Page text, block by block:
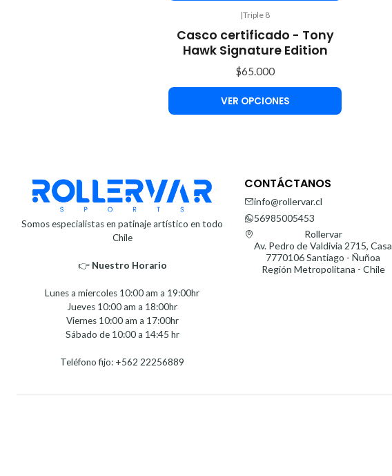
|Triple 8
Casco certificado - Tony
Hawk Signature Edition
$65.000
VER OPCIONES
Somos especialistas en patinaje artístico en todo
Chile
👉 Nuestro Horario⁣⁣
Lunes a miercoles 10:00 am a 19:00hr
Jueves 10:00 am a 18:00hr
Viernes 10:00 am a 17:00hr
Sábado de 10:00 a 14:45 hr
Teléfono fijo: +562 22256889
CONTÁCTANOS
info@rollervar.cl
56985005453
Rollervar
Av. Pedro de Valdivia 2715, Casa
7770106 Santiago - Ñuñoa
Región Metropolitana - Chile